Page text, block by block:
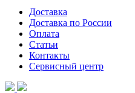
Доставка
Доставка по России
Оплата
Статьи
Контакты
Сервисный центр